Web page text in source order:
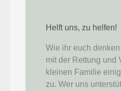
Helft uns, zu helfen!
Wie ihr euch
mit der Rettung und
kleinen Familie
zu. Wer uns